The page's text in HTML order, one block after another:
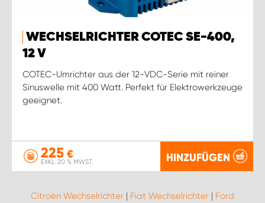
WECHSELRICHTER COTEC SE-400,
12 V
COTEC-Umrichter aus der 12-VDC-Serie mit reiner
Sinuswelle mit 400 Watt. Perfekt für Elektrowerkzeuge
geeignet.
225 €
EXKL. 20 % MWST. HINZUFÜGEN
Citroën Wechselrichter | Fiat Wechselrichter | Ford